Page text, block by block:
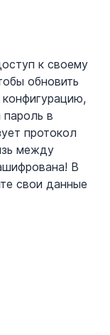
к своему
обновить
в
протокол
между
В
свои данные